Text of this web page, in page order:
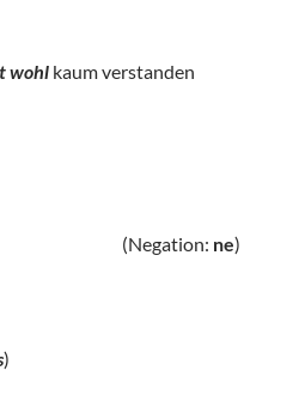
wohl kaum verstanden
ne)
)